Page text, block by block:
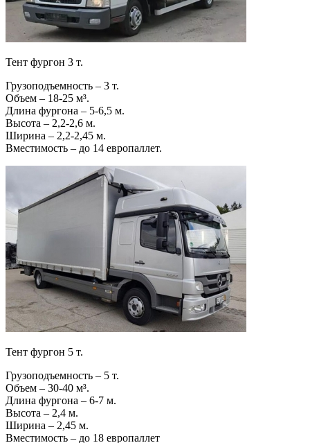
Тент фургон 3 т.
Грузоподъемность – 3 т.
Объем – 18-25 м³.
Длина фургона – 5-6,5 м.
Высота – 2,2-2,6 м.
Ширина – 2,2-2,45 м.
Вместимость – до 14 европаллет.
Тент фургон 5 т.
Грузоподъемность – 5 т.
Объем – 30-40 м³.
Длина фургона – 6-7 м.
Высота – 2,4 м.
Ширина – 2,45 м.
Вместимость – до 18 европаллет